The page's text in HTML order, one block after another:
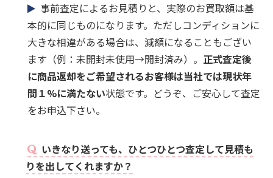
事前査定によるお見積りと、実際のお買取額は基
本的に同じものになります。ただしコンディションに
大きな相違がある場合は、減額になることもござい
ます（例：未開封未使用→開封済み）。 正式査定後
に商品返却をご希望されるお客様は当社では現状年
間１%に満たない状態です。どうぞ、ご安心して査定
をお申込下さい。
いきなり送っても、ひとつひとつ査定して見積も
りを出してくれますか？